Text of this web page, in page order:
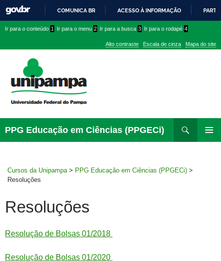
PARA
CONTEÚDO
COMUNICA BR ACESSO À INFORMAÇÃO
conteúdo
menu
superior
menu
Ir para o conteúdo 1 Ir para o menu 2 Ir para a busca 3 Ir para o rodapé 4
Alto contraste Escala de cinza Mapa do site
PPG Educação em Ciências (PPGECi)
Cursos da Unipampa > PPG Educação em Ciências (PPGECi) >
Resoluções
Resoluções
Resolução de Bolsas 01/2018
Resolução de Bolsas 01/2020